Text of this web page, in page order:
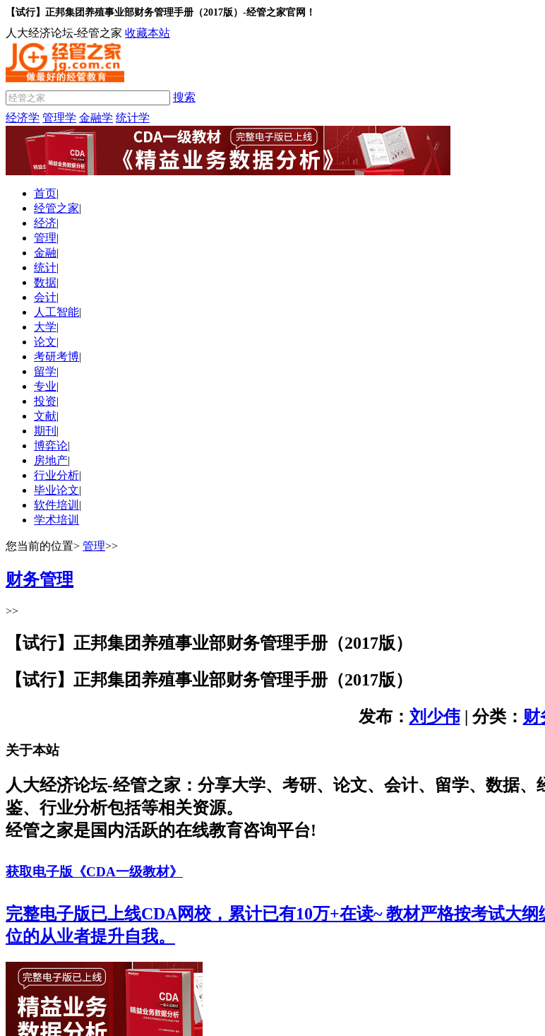
【试行】正邦集团养殖事业部财务管理手册（2017版）-经管之家官网！
人大经济论坛-经管之家 收藏本站
搜索
经济学 管理学 金融学 统计学
首页|
经管之家|
经济|
管理|
金融|
统计|
数据|
会计|
人工智能|
大学|
论文|
考研考博|
留学|
专业|
投资|
文献|
期刊 |
博弈论|
房地产|
行业分析|
毕业论文|
软件培训 |
学术培训
您当前的位置> 管理>>
财务管理
>>
【试行】正邦集团养殖事业部财务管理手册（2017版）
【试行】正邦集团养殖事业部财务管理手册（2017版）
发布： 刘少伟| 分类： 财
关于本站
人大经济论坛-经管之家：分享大学、考研、论文、会计、留学、数据
鉴、行业分析包括等相关资源。
经管之家是国内活跃的在线教育咨询平台!
获取电子版《CDA一级教材》
完整电子版已上线CDA网校，累计已有10万+在读~ 教材严格按考试大
位的从业者提升自我。